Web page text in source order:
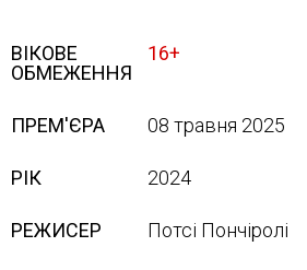
ВІКОВЕ
ОБМЕЖЕННЯ
16+
ПРЕМ'ЄРА 08 травня 2025
РІК 2024
РЕЖИСЕР Потсі Пончіролі